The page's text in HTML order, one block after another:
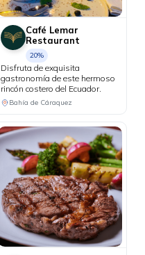
Café Lemar
Restaurant
20%
Disfruta de exquisita
gastronomía de este hermoso
rincón costero del Ecuador.
Bahía de Cáraquez